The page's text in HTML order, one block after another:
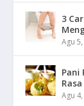
3
Agu
Pani
Agu